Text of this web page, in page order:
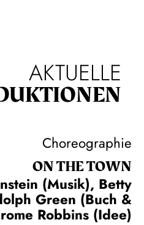
AKTUELLE
Choreographie
ON THE TOWN
(Musik), Betty
Green (Buch &
Robbins (Idee)